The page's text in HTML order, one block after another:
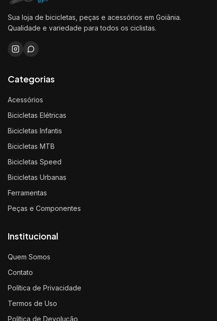
Sua loja de bicicletas, peças e acessórios em Goiânia.
Qualidade e variedade para todos os ciclistas.
Categorias
Acessórios
Bicicletas Elétricas
Bicicletas Infantis
Bicicletas MTB
Bicicletas Speed
Bicicletas Urbanas
Ferramentas
Peças e Componentes
Institucional
Quem Somos
Contato
Política de Privacidade
Termos de Uso
Política de Devolução